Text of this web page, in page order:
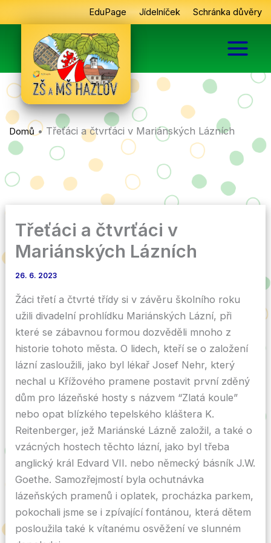
na
EduPage Jídelníček Schránka důvěry
Domů • Třeťáci a čtvrťáci v Mariánských Lázních
Třeťáci a čtvrťáci v
Mariánských Lázních
26. 6. 2023
Žáci třetí a čtvrté třídy si v závěru školního roku
užili divadelní prohlídku Mariánských Lázní, při
které se zábavnou formou dozvěděli mnoho z
historie tohoto města. O lidech, kteří se o založení
lázní zasloužili, jako byl lékař Josef Nehr, který
nechal u Křížového pramene postavit první zděný
dům pro lázeňské hosty s názvem “Zlatá koule”
nebo opat blízkého tepelského kláštera K.
Reitenberger, jež Mariánské Lázně založil, a také o
vzácných hostech těchto lázní, jako byl třeba
anglický král Edvard VII. nebo německý básník J.W.
Goethe. Samozřejmostí byla ochutnávka
lázeňských pramenů i oplatek, procházka parkem,
pokochali jsme se i zpívající fontánou, která dětem
posloužila také k vítanému osvěžení ve slunném